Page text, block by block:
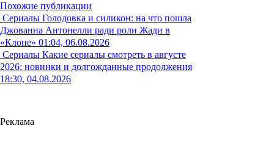
Похожие публикации
Сериалы Голодовка и силикон: на что пошла
Джованна Антонелли ради роли Жади в
«Клоне» 01:04, 06.08.2026
Сериалы Какие сериалы смотреть в августе
2026: новинки и долгожданные продолжения
18:30, 04.08.2026
Реклама